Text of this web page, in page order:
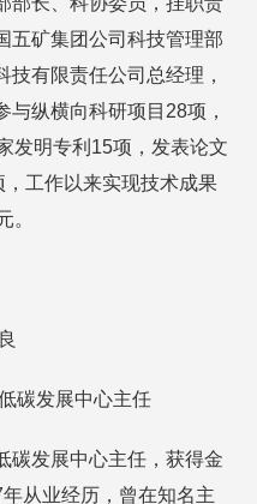
五矿集团公司科技管理部
有限责任公司总经理，
纵横向科研项目28项，
发明专利15项，发表论文
工作以来实现技术成果
。
碳发展中心主任
碳发展中心主任，获得金
从业经历，曾在知名主